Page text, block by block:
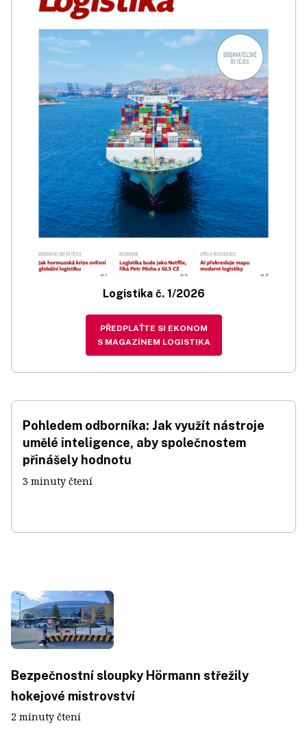
Logistika č. 1/2026
PŘEDPLAŤTE SI EKONOM
S MAGAZÍNEM LOGISTIKA
Pohledem odborníka: Jak využít nástroje
umělé inteligence, aby společnostem
přinášely hodnotu
3 minuty čtení
Bezpečnostní sloupky Hörmann střežily
hokejové mistrovství
2 minuty čtení